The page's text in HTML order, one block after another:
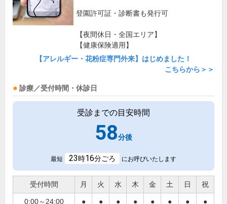
登園許可証・診断書も発行可
【夜間休日・全国エリア】
【健康保険適用】
【アレルギー・花粉症専門外来】はじめました！
こちらから＞＞
診療／受付時間・休診日
受診までの目安時間
58分後
最短 23時16分ごろ にお呼びいたします
受付時間 月 火 水 木 金 土 日 祝
0:00～24:00 ● ● ● ● ● ● ● ●